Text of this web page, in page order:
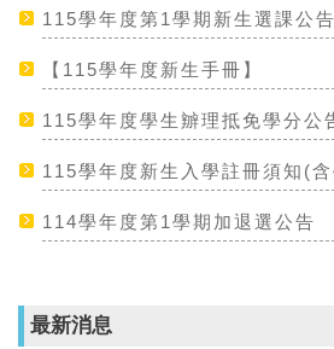
115學年度第1學期新生選課公告
【115學年度新生手冊】
115學年度學生辧理抵免學分公
115學年度新生入學註冊須知(
114學年度第1學期加退選公告
最新消息